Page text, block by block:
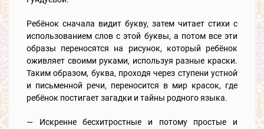
Ребёнок сначала видит букву, затем читает стихи с
использованием слов с этой буквы, а потом все эти
образы переносятся на рисунок, который ребёнок
оживляет своими руками, используя разные краски.
Таким образом, буква, проходя через ступени устной
и письменной речи, переносится в мир красок, где
ребёнок постигает загадки и тайны родного языка.
— Искренне бесхитростные и потому простые и